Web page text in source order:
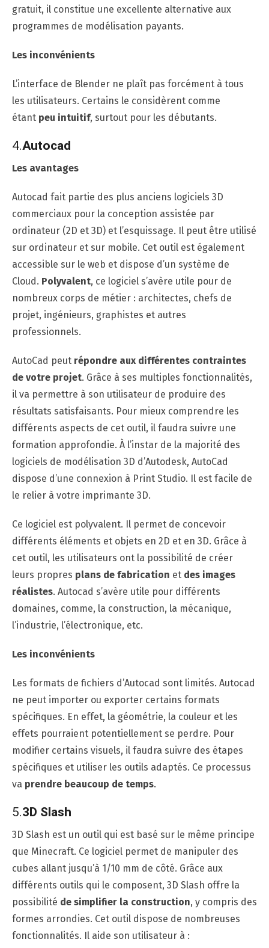
gratuit, il constitue une excellente alternative aux
programmes de modélisation payants.
Les inconvénients
L’interface de Blender ne plaît pas forcément à tous
les utilisateurs. Certains le considèrent comme
étant peu intuitif, surtout pour les débutants.
4.Autocad
Les avantages
Autocad fait partie des plus anciens logiciels 3D
commerciaux pour la conception assistée par
ordinateur (2D et 3D) et l’esquissage. Il peut être utilisé
sur ordinateur et sur mobile. Cet outil est également
accessible sur le web et dispose d’un système de
Cloud. Polyvalent, ce logiciel s’avère utile pour de
nombreux corps de métier : architectes, chefs de
projet, ingénieurs, graphistes et autres
professionnels.
AutoCad peut répondre aux différentes contraintes
de votre projet. Grâce à ses multiples fonctionnalités,
il va permettre à son utilisateur de produire des
résultats satisfaisants. Pour mieux comprendre les
différents aspects de cet outil, il faudra suivre une
formation approfondie. À l’instar de la majorité des
logiciels de modélisation 3D d’Autodesk, AutoCad
dispose d’une connexion à Print Studio. Il est facile de
le relier à votre imprimante 3D.
Ce logiciel est polyvalent. Il permet de concevoir
différents éléments et objets en 2D et en 3D. Grâce à
cet outil, les utilisateurs ont la possibilité de créer
leurs propres plans de fabrication et des images
réalistes. Autocad s’avère utile pour différents
domaines, comme, la construction, la mécanique,
l’industrie, l’électronique, etc.
Les inconvénients
Les formats de fichiers d’Autocad sont limités. Autocad
ne peut importer ou exporter certains formats
spécifiques. En effet, la géométrie, la couleur et les
effets pourraient potentiellement se perdre. Pour
modifier certains visuels, il faudra suivre des étapes
spécifiques et utiliser les outils adaptés. Ce processus
va prendre beaucoup de temps.
5.3D Slash
3D Slash est un outil qui est basé sur le même principe
que Minecraft. Ce logiciel permet de manipuler des
cubes allant jusqu’à 1/10 mm de côté. Grâce aux
différents outils qui le composent, 3D Slash offre la
possibilité de simplifier la construction, y compris des
formes arrondies. Cet outil dispose de nombreuses
fonctionnalités. Il aide son utilisateur à :